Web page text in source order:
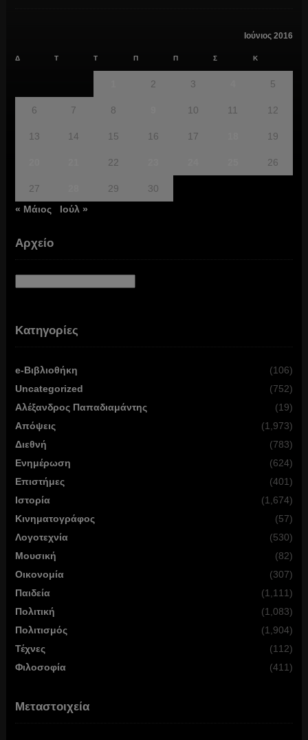
Ιούνιος 2016
Δ Τ Τ Π Π Σ Κ
2 3 5
6 7 8 10 11 12
13 14 15 16 17 19
22 26
27 29
30
« Μάιος
Ιούλ »
Αρχείο
Κατηγορίες
e-Βιβλιοθήκη
(106)
Uncategorized
(752)
Αλέξανδρος Παπαδιαμάντης
(19)
Απόψεις
(1,973)
Διεθνή
(783)
Ενημέρωση
(624)
Επιστήμες
(401)
Ιστορία
(1,674)
Κινηματογράφος
(57)
Λογοτεχνία
(530)
Μουσική
(82)
Οικονομία
(307)
Παιδεία
(1,111)
Πολιτική
(1,083)
Πολιτισμός
(1,904)
Τέχνες
(112)
Φιλοσοφία
(411)
Μεταστοιχεία